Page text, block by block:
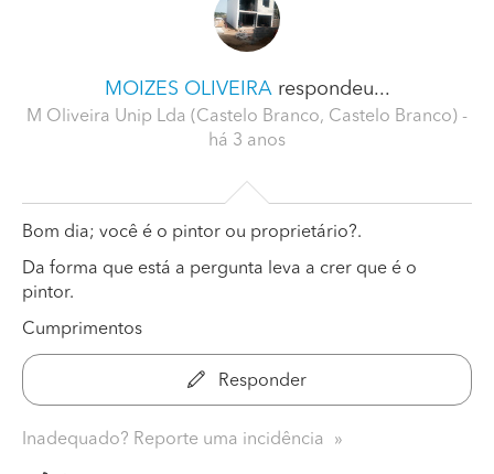
MOIZES OLIVEIRA respondeu...
M Oliveira Unip Lda (Castelo Branco, Castelo Branco) -
há 3 anos
Bom dia; você é o pintor ou proprietário?.
Da forma que está a pergunta leva a crer que é o
pintor.
Cumprimentos
Responder
Inadequado? Reporte uma incidência